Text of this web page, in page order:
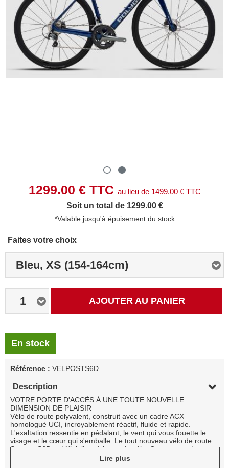
1299.00 € TTCau lieu de1499.00€ TTC
Soit un total de 1299.00 €
*Valable jusqu'à épuisement du stock
Faites votre choix
Bleu, XS (154-164cm)
1 AJOUTER AU PANIER
En stock
Référence : VELPOSTS6D
Description
VOTRE PORTE D'ACCÈS À UNE TOUTE NOUVELLE
DIMENSION DE PLAISIR
Vélo de route polyvalent, construit avec un cadre ACX
homologué UCI, incroyablement réactif, fluide et rapide.
L'exaltation ressentie en pédalant, le vent qui vous fouette le
visage et le cœur qui s'emballe. Le tout nouveau vélo de route
Strattos S6D redéfinit l'expérience du vélo. Conçu pour de
longues balades paisibles, le Strattos améliore le confort sans
Lire plus